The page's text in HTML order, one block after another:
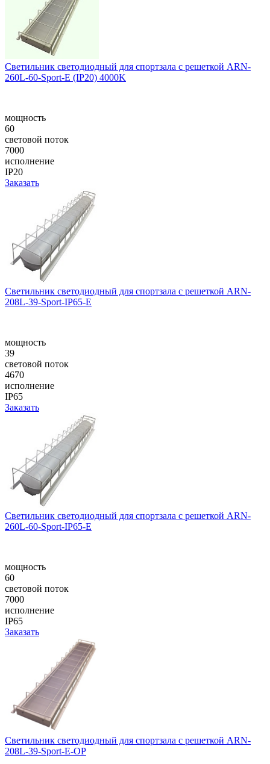
Светильник светодиодный для спортзала с решеткой ARN-
260L-60-Sport-E (IP20) 4000K
мощность
60
световой поток
7000
исполнение
IP20
Заказать
Светильник светодиодный для спортзала с решеткой ARN-
208L-39-Sport-IP65-E
мощность
39
световой поток
4670
исполнение
IP65
Заказать
Светильник светодиодный для спортзала с решеткой ARN-
260L-60-Sport-IP65-E
мощность
60
световой поток
7000
исполнение
IP65
Заказать
Светильник светодиодный для спортзала с решеткой ARN-
208L-39-Sport-E-OP